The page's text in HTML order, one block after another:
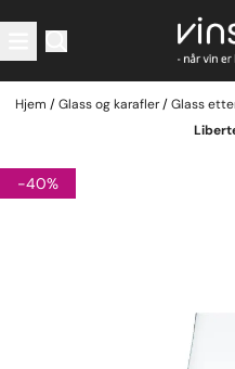
Hopp til innhold
Hjem /Glass og karafler/Glass
-40%